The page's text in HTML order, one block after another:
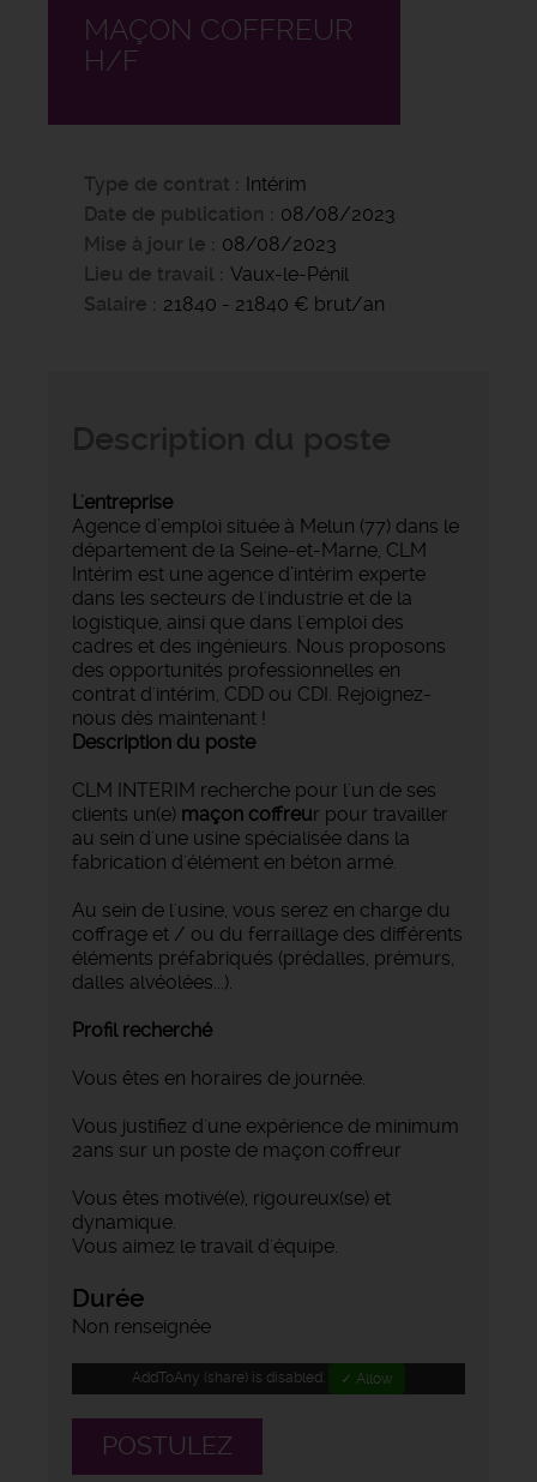
MAÇON COFFREUR
H/F
Type de contrat
Intérim
Date de publication
08/08/2023
Mise à jour le
08/08/2023
Lieu de travail
Vaux-le-Pénil
Salaire
21840 - 21840 € brut/an
L'entreprise
Agence d’emploi située à Melun (77) dans le
département de la Seine-et-Marne, CLM
Intérim est une agence d’intérim experte
dans les secteurs de l'industrie et de la
logistique, ainsi que dans l'emploi des
cadres et des ingénieurs. Nous proposons
des opportunités professionnelles en
contrat d'intérim, CDD ou CDI. Rejoignez-
nous dès maintenant !
Description du poste
CLM INTERIM recherche pour l'un de ses
clients un(e) maçon coffreur pour travailler
au sein d'une usine spécialisée dans la
fabrication d'élément en béton armé.
Au sein de l'usine, vous serez en charge du
coffrage et / ou du ferraillage des différents
éléments préfabriqués (prédalles, prémurs,
dalles alvéolées...).
Profil recherché
Vous êtes en horaires de journée.
Vous justifiez d'une expérience de minimum
2ans sur un poste de maçon coffreur
Vous êtes motivé(e), rigoureux(se) et
dynamique.
Vous aimez le travail d'équipe.
Durée
Non renseignée
AddToAny (share) is disabled. ✓ Allow
POSTULEZ